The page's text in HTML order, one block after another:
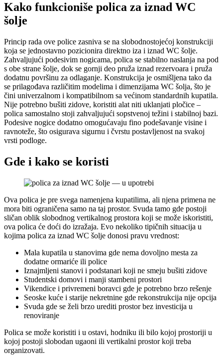
Kako funkcioniše polica za iznad WC
šolje
Princip rada ove police zasniva se na slobodnostojećoj konstrukciji
koja se jednostavno pozicionira direktno iza i iznad WC šolje.
Zahvaljujući podesivim nogicama, polica se stabilno naslanja na pod
s obe strane šolje, dok se gornji deo pruža iznad rezervoara i pruža
dodatnu površinu za odlaganje. Konstrukcija je osmišljena tako da
se prilagođava različitim modelima i dimenzijama WC šolja, što je
čini univerzalnom i kompatibilnom sa većinom standardnih kupatila.
Nije potrebno bušiti zidove, koristiti alat niti uklanjati pločice –
polica samostalno stoji zahvaljujući sopstvenoj težini i stabilnoj bazi.
Podesive nogice dodatno omogućavaju fino podešavanje visine i
ravnoteže, što osigurava sigurnu i čvrstu postavljenost na svakoj
vrsti podloge.
Gde i kako se koristi
Ova polica je pre svega namenjena kupatilima, ali njena primena ne
mora biti ograničena samo na taj prostor. Svuda tamo gde postoji
sličan oblik slobodnog vertikalnog prostora koji se može iskoristiti,
ova polica će doći do izražaja. Evo nekoliko tipičnih situacija u
kojima polica za iznad WC šolje donosi pravu vrednost:
Mala kupatila u stanovima gde nema dovoljno mesta za
dodatne ormariće ili police
Iznajmljeni stanovi i podstanari koji ne smeju bušiti zidove
Studentski domovi i manji stambeni prostori
Vikendice i privremeni boravci gde je potrebno brzo rešenje
Seoske kuće i starije nekretnine gde rekonstrukcija nije opcija
Svuda gde se želi brzo urediti prostor bez investicija u
renoviranje
Polica se može koristiti i u ostavi, hodniku ili bilo kojoj prostoriji u
kojoj postoji slobodan ugaoni ili vertikalni prostor koji treba
organizovati.